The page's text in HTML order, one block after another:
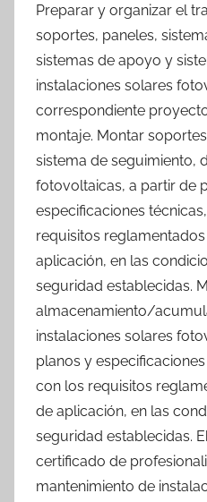
Preparar y organizar el
soportes, paneles,
sistemas de apoyo y
instalaciones solares
correspondiente
montaje. Montar
sistema de seguimiento,
fotovoltaicas, a partir de
especificaciones
requisitos
aplicación, en las
seguridad establecidas.
almacenamiento/
instalaciones solares
planos y
con los requisitos
de aplicación, en las
seguridad establecidas.
certificado de
mantenimiento de